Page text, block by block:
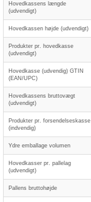
Hovedkassens længde
(udvendigt)
Hovedkassen højde (udvendigt)
Produkter pr. hovedkasse
(udvendigt)
Hovedkasse (udvendig) GTIN
(EAN/UPC)
Hovedkassens bruttovægt
(udvendigt)
Produkter pr. forsendelseskasse
(indvendig)
Ydre emballage volumen
Hovedkasser pr. pallelag
(udvendigt)
Pallens bruttohøjde